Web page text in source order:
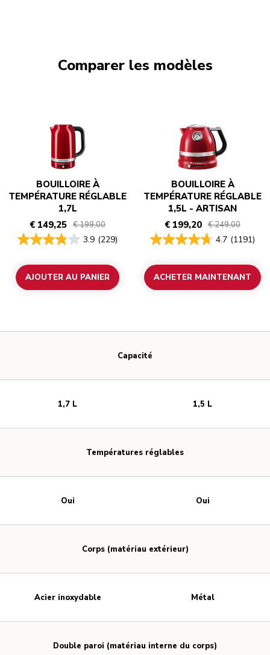
Comparer les modèles
BOUILLOIRE À
TEMPÉRATURE RÉGLABLE
1,7L
€ 149,25 € 199,00
3.9 (229)
AJOUTER AU PANIER
BOUILLOIRE À
TEMPÉRATURE RÉGLABLE
1,5L - ARTISAN
€ 199,20 € 249,00
4.7 (1191)
ACHETER MAINTENANT
Capacité
Températures réglables
Corps (matériau extérieur)
Double paroi (matériau interne du corps)
1,7 L
Oui
Acier inoxydable
1,5 L
Oui
Métal